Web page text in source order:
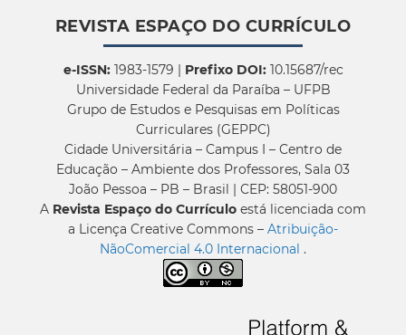
REVISTA ESPAÇO DO CURRÍCULO
e-ISSN:1983-1579 | Prefixo DOI:10.15687/rec
Universidade Federal da Paraíba – UFPB
Grupo de Estudos e Pesquisas em Políticas
Curriculares (GEPPC)
Cidade Universitária – Campus I – Centro de
Educação – Ambiente dos Professores, Sala 03
João Pessoa – PB – Brasil | CEP: 58051-900
A Revista Espaço do Currículo está licenciada com
a Licença Creative Commons – Atribuição-
NãoComercial 4.0 Internacional .